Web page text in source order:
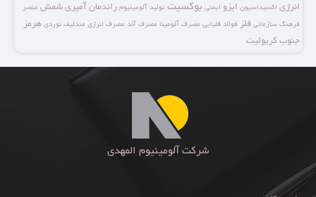
انرژی اکسیداسیون ایزو ایمنی بوکسیت تولید آلومینیوم راندمان آمپری شمش عنصر
فرهنگ سازمانی فلز فولاد قلیایی مصرف آلومینا مصرف آند مصرف انرژی مندلیف نوردی هرمز
جنوب کریولیت
شرکت آلومینیوم المهدی